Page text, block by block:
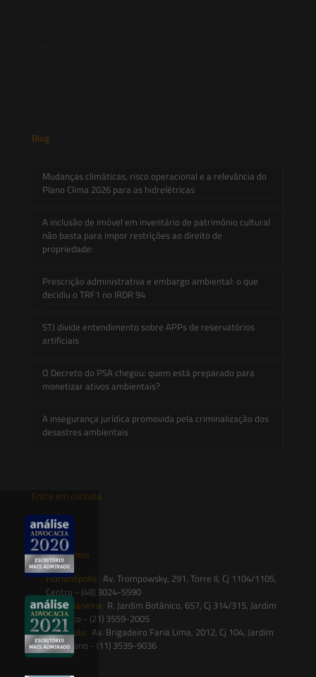
Blog
Mudanças climáticas, risco operacional e a relevância do
Plano Clima 2026 para as hidrelétricas
A inclusão de imóvel em inventário de patrimônio cultural
não basta para impor restrições ao direito de
propriedade:
Prescrição administrativa e embargo ambiental: o que
decidiu o TRF1 no IRDR 94
STJ divide entendimento sobre APPs de reservatórios
artificiais
O Decreto do PSA chegou: quem está preparado para
monetizar ativos ambientais?
A insegurança jurídica promovida pela criminalização dos
desastres ambientais
Entre em contato
contato@saesadvogados.com.br
Onde estamos
Florianópolis: Av. Trompowsky, 291, Torre II, Cj 1104/1105,
Centro - (48) 3024-5590
Rio de Janeiro: R. Jardim Botânico, 657, Cj 314/315, Jardim
Botânico - (21) 3559-2005
São Paulo: Av. Brigadeiro Faria Lima, 2012, Cj 104, Jardim
Paulistano - (11) 3539-9036